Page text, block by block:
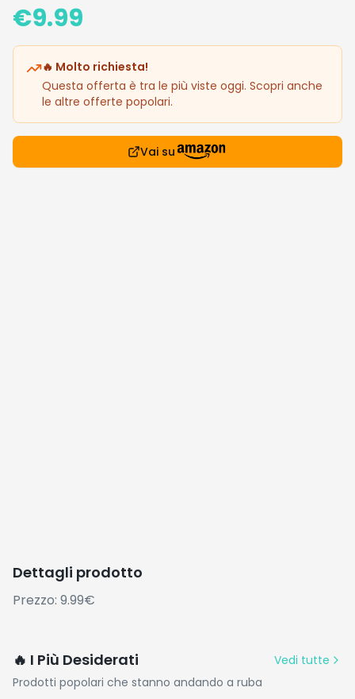
€9.99
🔥 Molto richiesta!
Questa offerta è tra le più viste oggi. Scopri anche
le altre offerte popolari.
Vai su
Dettagli prodotto
Prezzo: 9.99€
🔥 I Più Desiderati
Vedi tutte
Prodotti popolari che stanno andando a ruba